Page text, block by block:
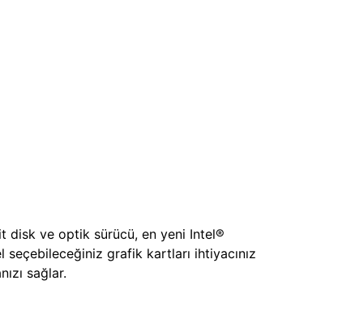
disk ve optik sürücü, en yeni Intel®
grafik kartları ihtiyacınız
sağlar.